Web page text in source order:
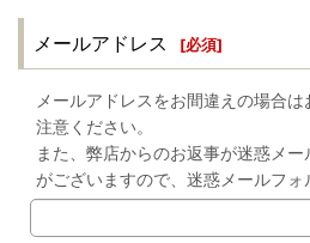
メールアドレス [必須]
メールアドレスをお間違えの場合
注意ください。
また、弊店からのお返事が迷惑メ
がございますので、迷惑メールフォ